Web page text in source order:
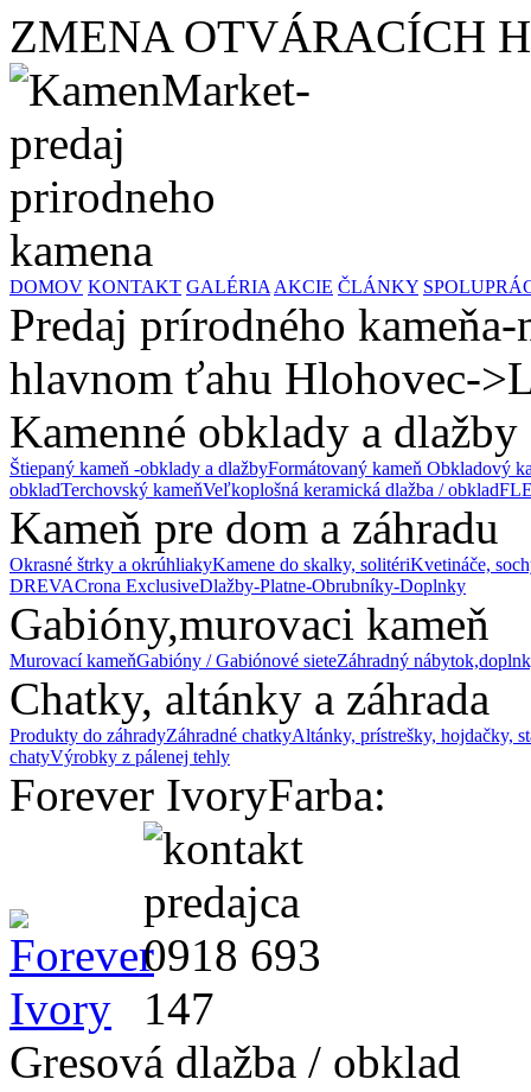
ZMENA OTVÁRACÍCH
DOMOV KONTAKT GALÉRIA AKCIE ČLÁNKY
Predaj prírodného
hlavnom ťahu Hlohovec-
Kamenné obklady a dlažby
Štiepaný kameň -obklady a dlažbyFormátovaný kameň Obkladový
obkladTerchovský kameňVeľkoplošná keramická dlažba / obklad
Kameň pre dom a záhradu
Okrasné štrky a okrúhliakyKamene do skalky, solitériKvetináče,
DREVACrona ExclusiveDlažby-Platne-Obrubníky-Doplnky
Gabióny,murovaci kameň
Murovací kameňGabióny / Gabiónové sieteZáhradný
Chatky, altánky a záhrada
Produkty do záhradyZáhradné chatkyAltánky, prístrešky, hojdačky,
chatyVýrobky z pálenej tehly
Forever IvoryFarba:
Gresová dlažba / obklad